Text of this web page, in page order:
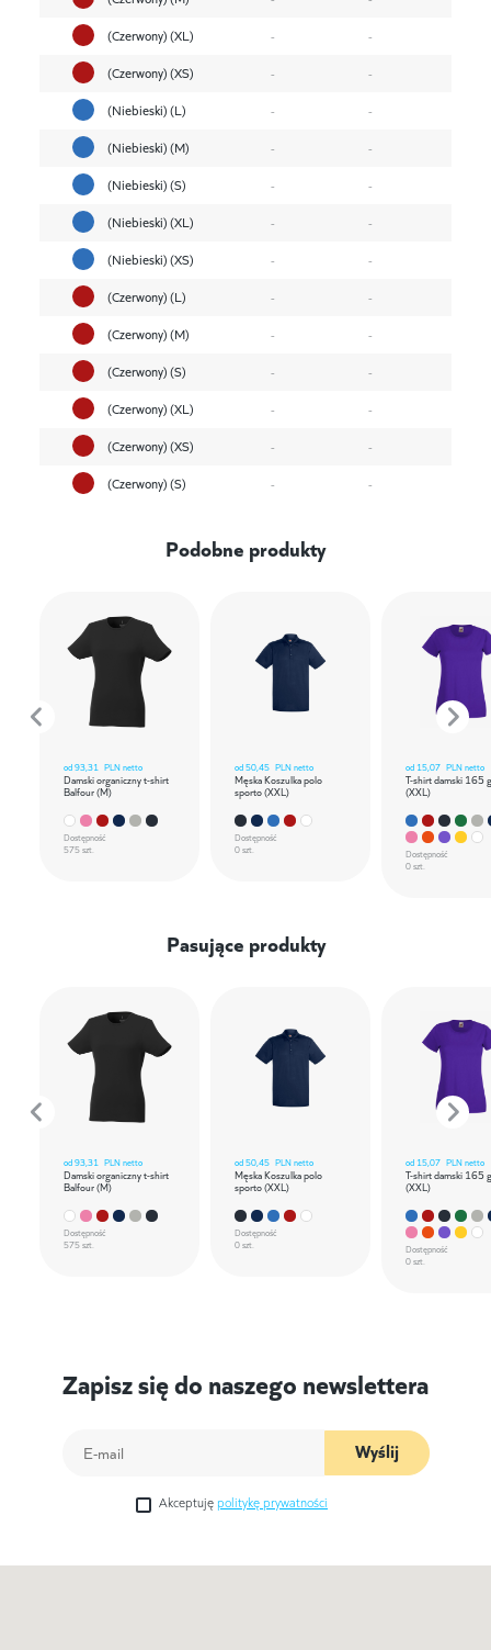
(Czerwony) (XL)
-
-
(Czerwony) (XS)
-
-
(Niebieski) (L)
-
-
(Niebieski) (M)
-
-
(Niebieski) (S)
-
-
(Niebieski) (XL)
-
-
(Niebieski) (XS)
-
-
(Czerwony) (L)
-
-
(Czerwony) (M)
-
-
(Czerwony) (S)
-
-
(Czerwony) (XL)
-
-
(Czerwony) (XS)
-
-
(Czerwony) (S)
- -
Podobne produkty
od93,31 PLN netto
Damski organiczny t-shirt
Balfour (M)
Dostępność
575 szt.
od50,45 PLN netto
Męska Koszulka polo
sporto (XXL)
Dostępność
0 szt.
od 15,07 PLN netto
T-shirt damski 165
(XXL)
Dostępność
0 szt.
Pasujące produkty
od93,31 PLN netto
Damski organiczny t-shirt
Balfour (M)
Dostępność
575 szt.
od50,45 PLN netto
Męska Koszulka polo
sporto (XXL)
Dostępność
0 szt.
od 15,07 PLN netto
T-shirt damski 165
(XXL)
Dostępność
0 szt.
Zapisz się do naszego newslettera
Wyślij
Akceptuję politykę prywatności